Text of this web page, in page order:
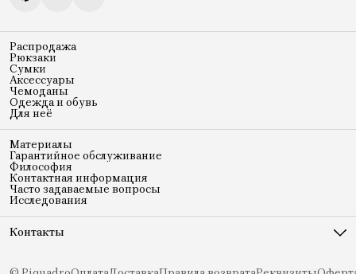
Распродажа
Рюкзаки
Сумки
Аксессуары
Чемоданы
Одежда и обувь
Для неё
Материалы
Гарантийное обслуживание
Философия
Контактная информация
Часто задаваемые вопросы
Исследования
Контакты